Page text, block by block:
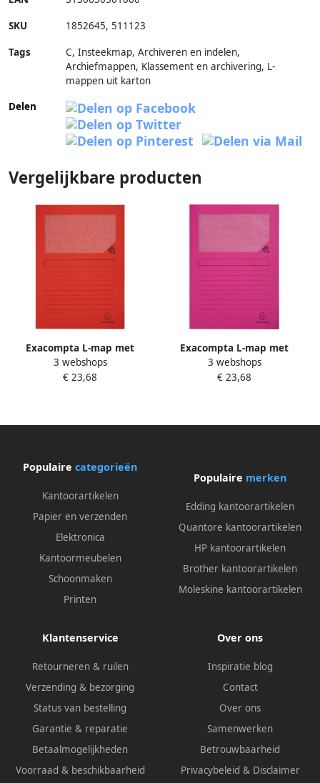
SKU 1852645, 511123
Tags
C, Insteekmap, Archiveren en indelen,
Archiefmappen, Klassement en archivering, L-
mappen uit karton
Delen
Vergelijkbare producten
Exacompta L-map met
venster Forever pak van 100
stuks rood
3 webshops
€ 23,68
Exacompta L-map met
venster Forever pak van 100
stuks roze
3 webshops
€ 23,68
Populaire categorieën
Kantoorartikelen
Papier en verzenden
Elektronica
Kantoormeubelen
Schoonmaken
Printen
Populaire merken
Edding kantoorartikelen
Quantore kantoorartikelen
HP kantoorartikelen
Brother kantoorartikelen
Moleskine kantoorartikelen
Klantenservice
Retourneren & ruilen
Verzending & bezorging
Status van bestelling
Garantie & reparatie
Betaalmogelijkheden
Voorraad & beschikbaarheid
Over ons
Inspiratie blog
Contact
Over ons
Samenwerken
Betrouwbaarheid
Privacybeleid & Disclaimer